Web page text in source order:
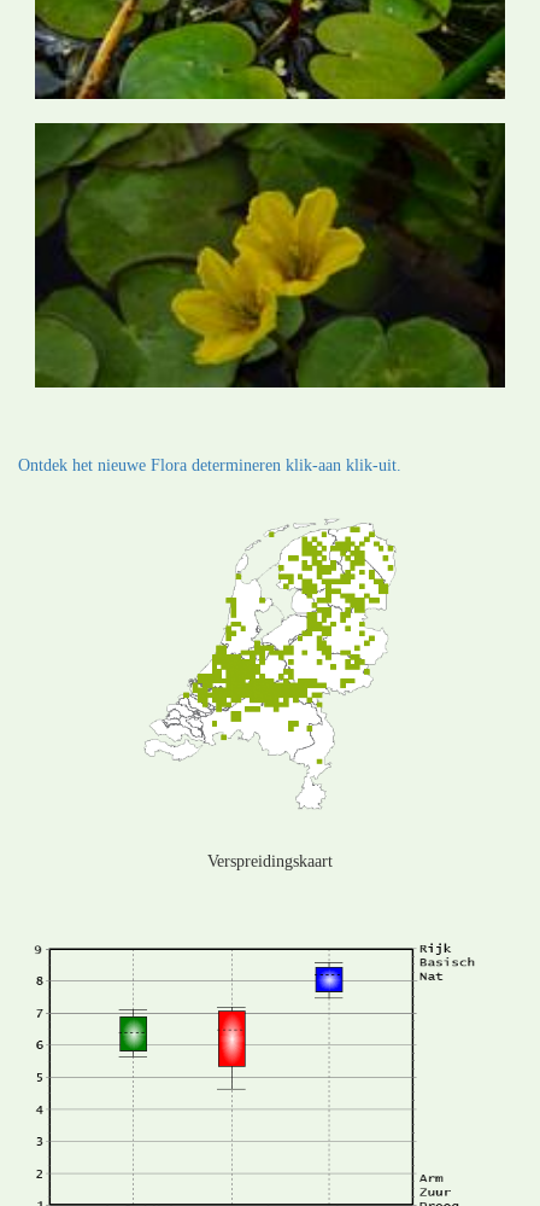
Ontdek het nieuwe Flora determineren klik-aan klik-uit.
Verspreidingskaart